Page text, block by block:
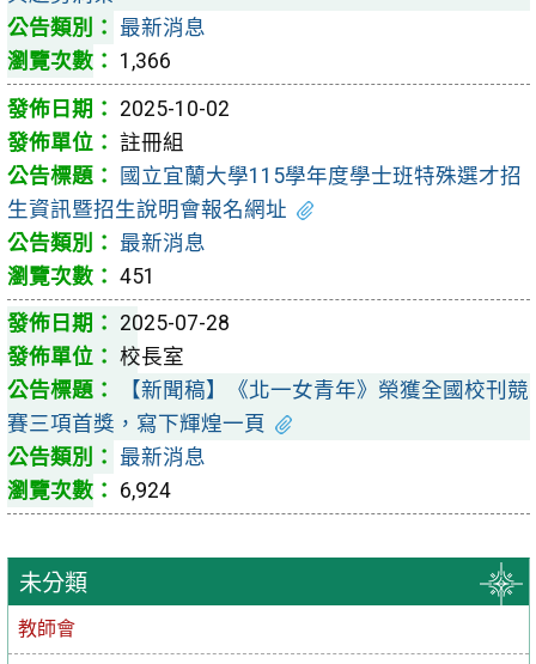
未分類
教師會
最新消息
1,366
2025-10-02
註冊組
國立宜蘭大學115學年度學士班特殊選才招
生資訊暨招生說明會報名網址
最新消息
451
2025-07-28
校長室
【新聞稿】《北一女青年》榮獲全國校刊競
賽三項首獎，寫下輝煌一頁
最新消息
6,924